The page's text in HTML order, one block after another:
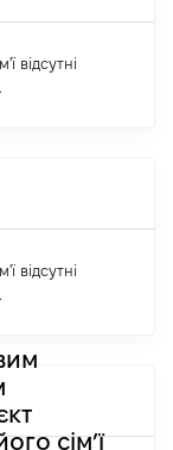
відсутні
відсутні
сім’ї